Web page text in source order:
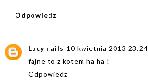
Odpowiedz
Lucy nails 10 kwietnia 2013 23:24
fajne to z kotem ha ha !
Odpowiedz